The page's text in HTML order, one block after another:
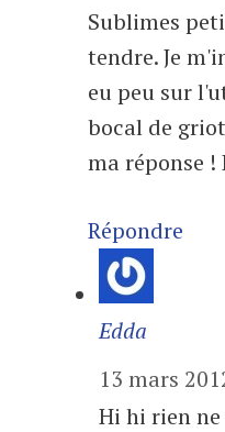
Sublimes
tendre. Je
eu peu sur
bocal de
ma réponse !
Répondre
Edda
13 mars
Hi hi rien